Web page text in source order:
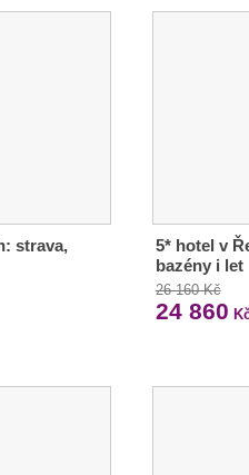
strava,
5* hotel v
bazény i let
26 160 Kč
24 860